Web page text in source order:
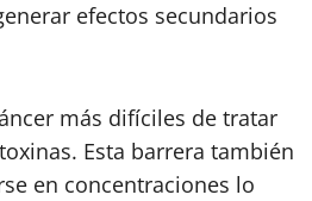
efectos secundarios
más difíciles de tratar
Esta barrera también
en concentraciones lo